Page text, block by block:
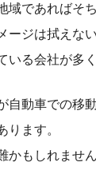
域であればそ
ージは拭えな
る会社が多
自動車での移
ります。
かもしれません